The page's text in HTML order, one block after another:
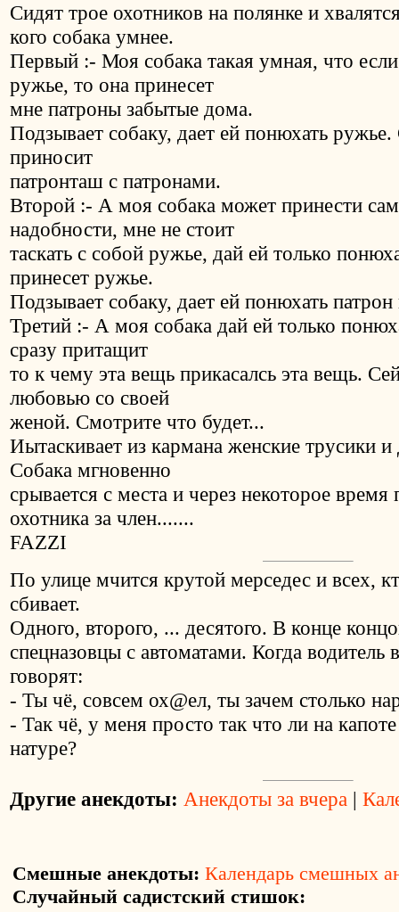
Сидят трое охотников на полянке и
кого собака умнее.
Первый :- Моя собака такая умная, что
ружье, то она принесет
мне патроны забытые дома.
Подзывает собаку, дает ей понюхать ружье.
приносит
патронташ с патронами.
Второй :- А моя собака может принести
надобности, мне не стоит
таскать с собой ружье, дай ей только
принесет ружье.
Подзывает собаку, дает ей понюхать
Третий :- А моя собака дай ей только
сразу притащит
то к чему эта вещь прикасалсь эта вещь.
любовью со своей
женой. Смотрите что будет...
Иытаскивает из кармана женские трусики и
Собака мгновенно
срывается с места и через некоторое время
охотника за член.......
FAZZI
По улице мчится крутой мерседес и всех,
сбивает.
Одного, второго, ... десятого. В конце
спецназовцы с автоматами. Когда
говорят:
- Ты чё, совсем ох@ел, ты зачем столько
- Так чё, у меня просто так что ли на
натуре?
Другие анекдоты: Анекдоты за вчера |
Смешные анекдоты: Календарь смешных
Случайный садистский стишок: